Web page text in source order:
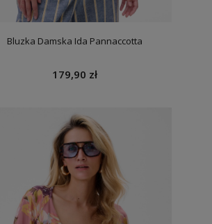
Bluzka Damska Ida Pannaccotta
179,90 zł